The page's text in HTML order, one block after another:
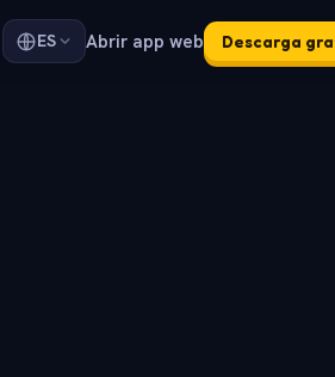
ES Abrir app web Descarga